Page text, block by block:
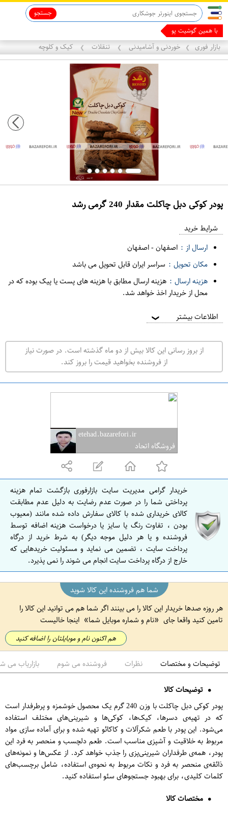
جستجو
با همین گوشیت پول درب
بازار فوری ❯ خوردنی و آشامیدنی ❯ تنقلات ❯ کیک و کلوچه
پودر کوکی دبل چاکلت مقدار 240 گرمی رشد
ر
ت
ه
ر
ا
ص
ف
ه
ا
ن
ا
ص
ف
ه
ا
ن
شرایط خرید
ارسال از : اصفهان-اصفهان
مکان تحویل : سراسر ایران قابل تحویل می باشد
هزینه ارسال : هزینه ارسال مطابق با هزینه های پست یا پیک بوده که در
محل از خریدار اخذ خواهد شد.
اطلاعات بیشتر ❯
از بروز رسانی این کالا بیش از دو ماه گذشته است. در صورت نیاز
از فروشنده بخواهید قیمت را بروز کند.
etehad.bazarefori.ir
فروشگاه اتحاد
خریدار گرامی مدیریت سایت بازارفوری بازگشت تمام هزینه
پرداختی شما را در صورت عدم رضایت به دلیل عدم مطابقت
کالای خریداری شده با کالای سفارش داده شده مانند (معیوب
بودن ، تفاوت رنگ یا سایز یا درخواست هزینه اضافه توسط
فروشنده و یا هر دلیل موجه دیگر) به شرط خرید از درگاه
پرداخت سایت ، تضمین می نماید و مسئولیت خریدهایی که
خارج از درگاه پرداخت سایت انجام می شوند را نمی پذیرد.
شما هم فروشنده این کالا شوید
هر روزه صدها خریدار این کالا را می بینند اگر شما هم می توانید این کالا را
تامین کنید واقعا جای
نام و شماره موبایل شما اینجا خالیست
هم اکنون نام و موبایلتان را اضافه کنید
توضیحات و مختصات نظرات فروشنده می شوم بازاریاب می
توضیحات کالا
پودر کوکی دبل چاکلت با وزن 240 گرم یک محصول خوشمزه و پرطرفدار است
که در تهیه‌ی دسرها، کیک‌ها، کوکی‌ها و شیرینی‌های مختلف استفاده
می‌شود. این پودر با طعم شکرآلات و کاکائو تهیه شده و برای آماده سازی مواد
مربوط به خلاقیت و آشپزی مناسب است. طعم دلچسب و منحصر به فرد این
پودر، همه‌ی طرفداران شیرینی‌پزی را جذب خواهد کرد. از عکس‌ها و نمونه‌های
ذائقه‌ی منحصر به فرد و نکات مربوط به نحوه‌ی استفاده، شامل برچسب‌های
کلمات کلیدی، برای بهبود جستجوهای سئو استفاده کنید.
مختصات کالا